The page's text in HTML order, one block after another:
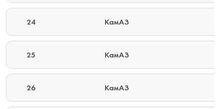
24 КамАЗ
25 КамАЗ
26 КамАЗ